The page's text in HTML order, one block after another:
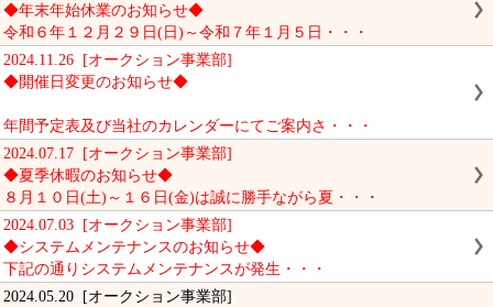
◆年末年始休業のお知らせ◆
令和６年１２月２９日(日)～令和７年１月５日・・・
2024.11.26 [オークション事業部]
◆開催日変更のお知らせ◆
年間予定表及び当社のカレンダーにてご案内さ・・・
2024.07.17 [オークション事業部]
◆夏季休暇のお知らせ◆
８月１０日(土)～１６日(金)は誠に勝手ながら夏・・・
2024.07.03 [オークション事業部]
◆システムメンテナンスのお知らせ◆
下記の通りシステムメンテナンスが発生・・・
2024.05.20 [オークション事業部]